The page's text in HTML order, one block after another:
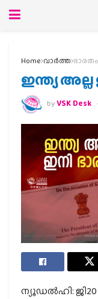
Home വാര്‍ത്ത ഭാരതം
ഇന്ത്യ
byVSK Desk
ന്യൂഡൽഹി: ജി20